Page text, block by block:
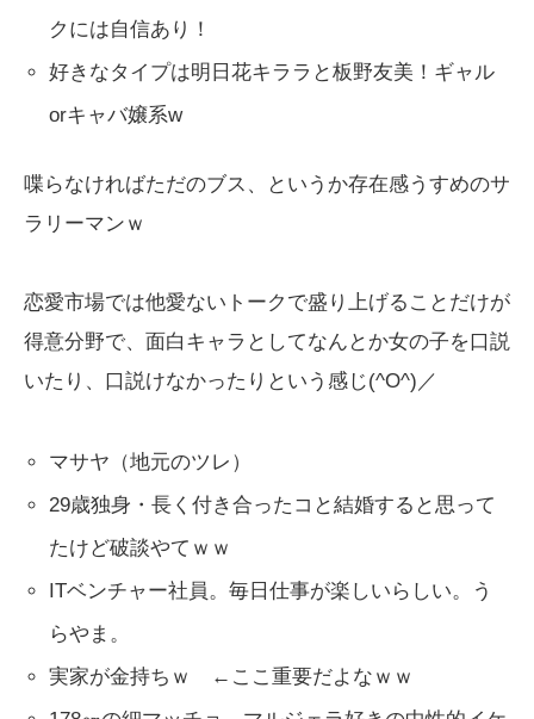
クには自信あり！
好きなタイプは明日花キララと板野友美！ギャル
orキャバ嬢系w
喋らなければただのブス、というか存在感うすめのサ
ラリーマンｗ
恋愛市場では他愛ないトークで盛り上げることだけが
得意分野で、面白キャラとしてなんとか女の子を口説
いたり、口説けなかったりという感じ(^O^)／
マサヤ（地元のツレ）
29歳独身・長く付き合ったコと結婚すると思って
たけど破談やてｗｗ
ITベンチャー社員。毎日仕事が楽しいらしい。う
らやま。
実家が金持ちｗ ←ここ重要だよなｗｗ